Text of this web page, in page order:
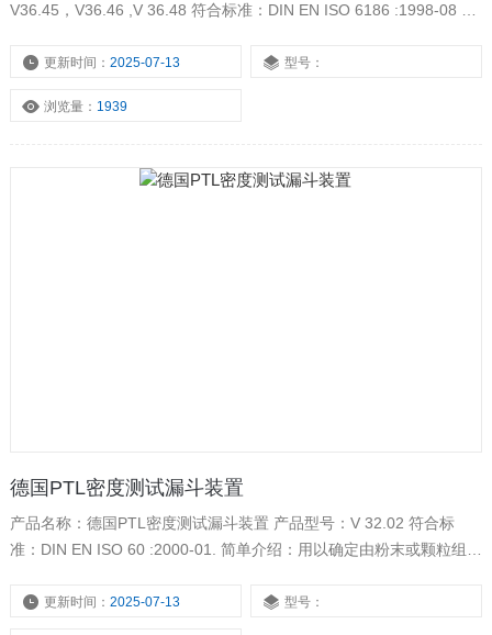
V36.45，V36.46 ,V 36.48 符合标准：DIN EN ISO 6186 :1998-08 §
并通过观察浇注的方式
更新时间： 2025-07-13 型号：
浏览量： 1939
德国PTL密度测试漏斗装置
产品名称：德国PTL密度测试漏斗装置 产品型号：V 32.02 符合标
准：DIN EN ISO 60 :2000-01. 简单介绍：用以确定由粉末或颗粒组成
更新时间： 2025-07-13 型号：